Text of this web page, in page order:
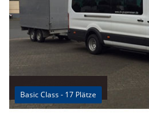
Basic Class - 17 Plätze